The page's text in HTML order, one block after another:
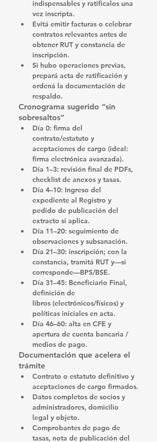
indispensables y ratificalos una
vez inscripta.
Evitá emitir facturas o celebrar
contratos relevantes antes de
obtener RUT y constancia de
inscripción.
Si hubo operaciones previas,
prepará acta de ratificación y
ordená la documentación de
respaldo.
Cronograma sugerido “sin
sobresaltos”
Día 0: firma del
contrato/estatuto y
aceptaciones de cargo (ideal:
firma electrónica avanzada).
Día 1–3: revisión final de PDFs,
checklist de anexos y tasas.
Día 4–10: Ingreso del
expediente al Registro y
pedido de publicación del
extracto si aplica.
Día 11–20: seguimiento de
observaciones y subsanación.
Día 21–30: inscripción; con la
constancia, tramitá RUT y—si
corresponde—BPS/BSE.
Día 31–45: Beneficiario Final,
definición de
libros (electrónicos/físicos) y
políticas iniciales en acta.
Día 46–60: alta en CFE y
apertura de cuenta bancaria /
medios de pago.
Documentación que acelera el
trámite
Contrato o estatuto definitivo y
aceptaciones de cargo firmados.
Datos completos de socios y
administradores, domicilio
legal y objeto.
Comprobantes de pago de
tasas, nota de publicación del